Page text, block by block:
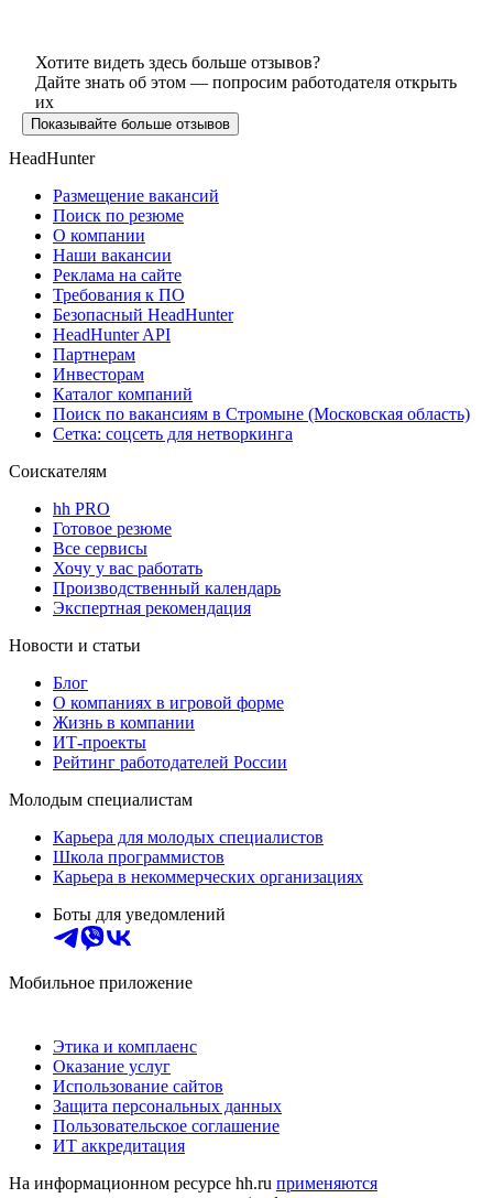
Хотите видеть здесь больше отзывов?
Дайте знать об этом — попросим работодателя открыть
их
Показывайте больше отзывов
HeadHunter
Размещение вакансий
Поиск по резюме
О компании
Наши вакансии
Реклама на сайте
Требования к ПО
Безопасный HeadHunter
HeadHunter API
Партнерам
Инвесторам
Каталог компаний
Поиск по вакансиям в Стромыне (Московская область)
Сетка: соцсеть для нетворкинга
Соискателям
hh PRO
Готовое резюме
Все сервисы
Хочу у вас работать
Производственный календарь
Экспертная рекомендация
Новости и статьи
Блог
О компаниях в игровой форме
Жизнь в компании
ИТ-проекты
Рейтинг работодателей России
Молодым специалистам
Карьера для молодых специалистов
Школа программистов
Карьера в некоммерческих организациях
Боты для уведомлений
Мобильное приложение
Этика и комплаенс
Оказание услуг
Использование сайтов
Защита персональных данных
Пользовательское соглашение
ИТ аккредитация
На информационном ресурсе hh.ru применяются